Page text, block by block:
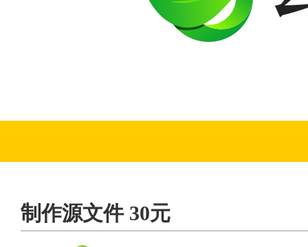
制作源文件 30元